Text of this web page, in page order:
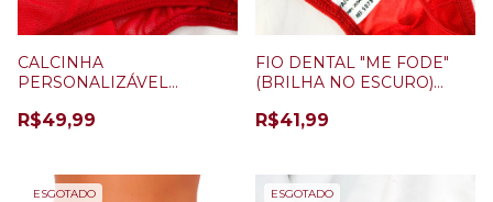
CALCINHA
PERSONALIZÁVEL
R$49,99
FIO DENTAL "ME FODE"
(BRILHA NO ESCURO)
R$41,99
ESGOTADO ESGOTADO